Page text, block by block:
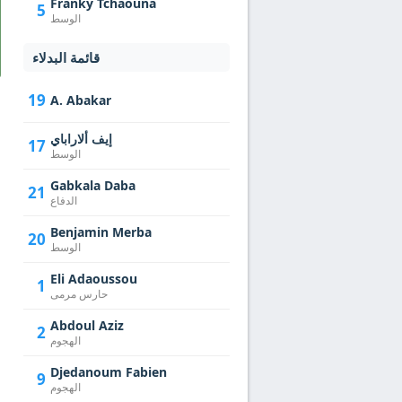
5 الوسط
قائمة البدلاء
19 A. Abakar
17 إيف ألاراباي
الوسط
21 Gabkala Daba
الدفاع
20 Benjamin Merba
الوسط
1 Eli Adaoussou
حارس مرمى
2 Abdoul Aziz
الهجوم
9 Djedanoum Fabien
الهجوم